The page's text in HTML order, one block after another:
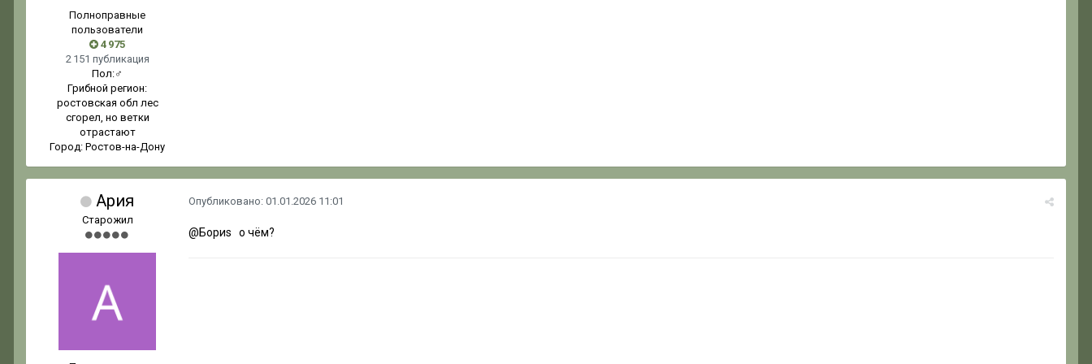
Полноправные
пользователи
4 975
2 151 публикация
Пол:♂
Грибной регион:
ростовская обл лес
сгорел, но ветки
отрастают
Город: Ростов-на-Дону
Ария
Старожил
Опубликовано: 01.01.2026 11:01
@Бориs о чём?